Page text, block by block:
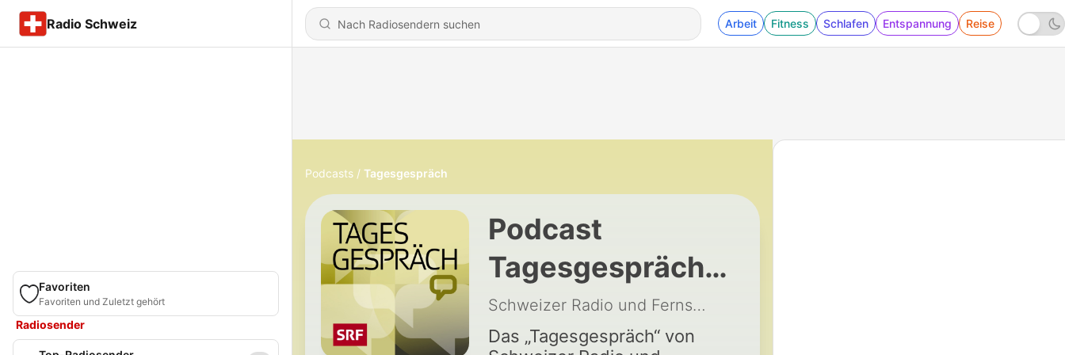
Radio Schweiz Arbeit Fitness Schlafen Entspannung Reise
Favoriten
Favoriten und Zuletzt gehört
Radiosender
Podcasts Tagesgespräch
Podcast
Tagesgespräch
(SRF)
Schweizer Radio und Fernsehen (SRF)
Das „Tagesgespräch“ von